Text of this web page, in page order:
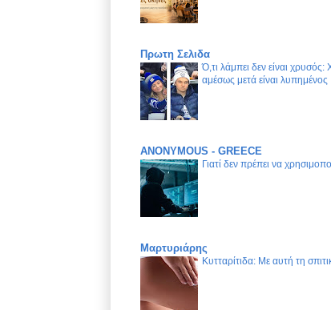
Πρωτη Σελιδα
Ό,τι λάμπει δεν είναι
αμέσως μετά είναι λυπημένος
ANONYMOUS - GREECE
Γιατί δεν πρέπει να
Μαρτυριάρης
Κυτταρίτιδα: Με αυτή τη